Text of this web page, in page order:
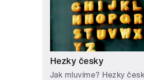
Hezky česky
Jak mluvíme? Hezky